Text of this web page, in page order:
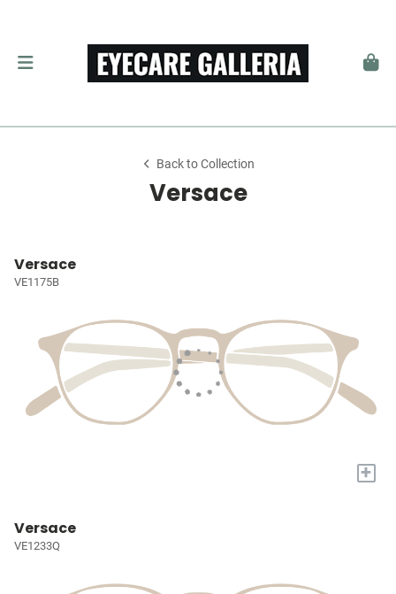
Back to Collection
Versace
Versace
VE1175B
+
Versace
VE1233Q